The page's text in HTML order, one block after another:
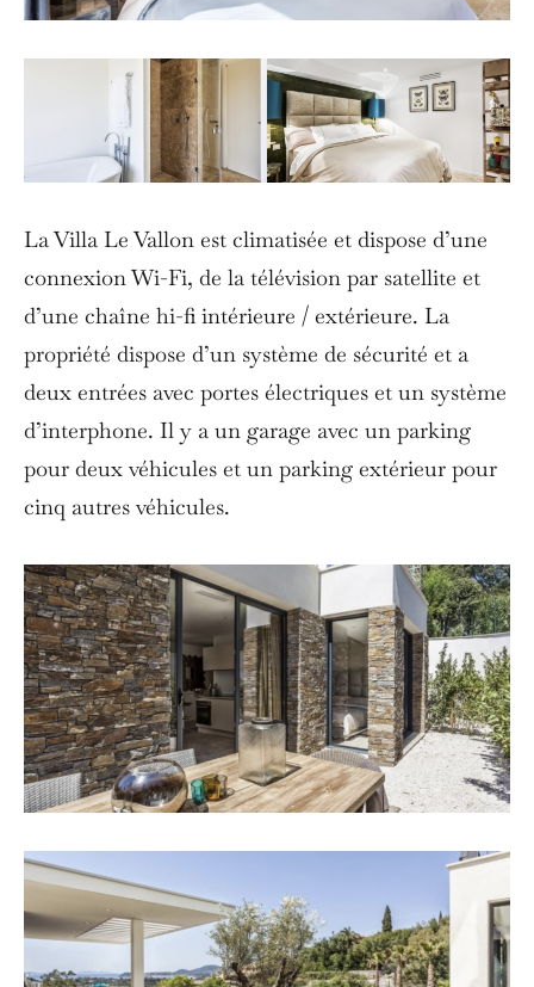
La Villa Le Vallon est climatisée et dispose d’une
connexion Wi-Fi, de la télévision par satellite et
d’une chaîne hi-fi intérieure / extérieure. La
propriété dispose d’un système de sécurité et a
deux entrées avec portes électriques et un système
d’interphone. Il y a un garage avec un parking
pour deux véhicules et un parking extérieur pour
cinq autres véhicules.